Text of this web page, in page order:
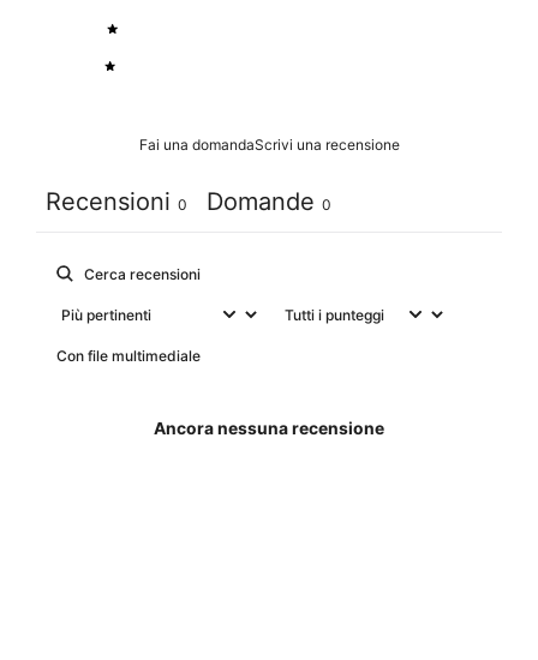
Fai una domandaScrivi una recensione
Recensioni 0 Domande 0
Con file multimediale
Ancora nessuna recensione